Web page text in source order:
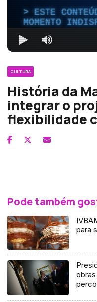
ESTE
MOMENTO
CULTURA
História da
integrar o
flexibilidade
Pode também
para